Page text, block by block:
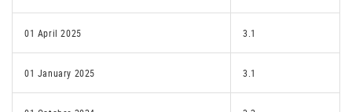
01 April 2025 3.1
01 January 2025 3.1